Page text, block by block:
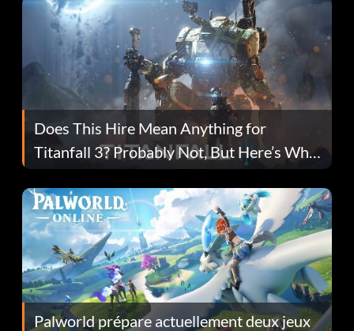
Does This Hire Mean Anything for
Titanfall 3? Probably Not, But Here’s Why
Fans Are Hopeful
Palworld prépare actuellement deux jeux